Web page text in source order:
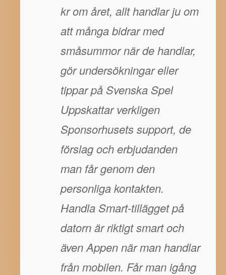
kr om året, allt handlar ju om
att många bidrar med
småsummor när de handlar,
gör undersökningar eller
tippar på Svenska Spel
Uppskattar verkligen
Sponsorhusets support, de
förslag och erbjudanden
man får genom den
personliga kontakten.
Handla Smart-tillägget på
datorn är riktigt smart och
även Appen när man handlar
från mobilen. Får man igång